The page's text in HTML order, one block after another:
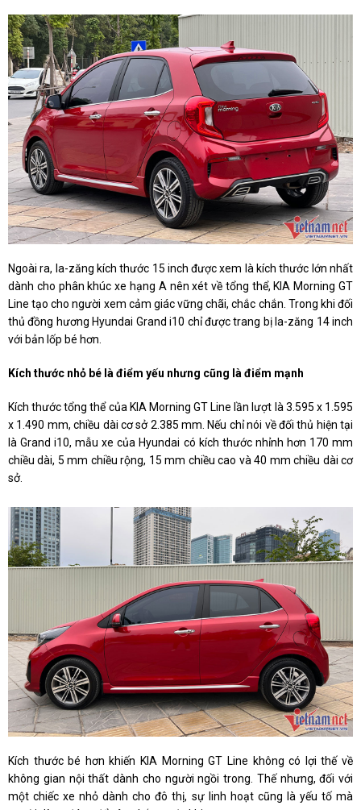
Ngoài ra, la-zăng kích thước 15 inch được xem là kích thước lớn nhất
dành cho phân khúc xe hạng A nên xét về tổng thể, KIA Morning GT
Line tạo cho người xem cảm giác vững chãi, chắc chắn. Trong khi đối
thủ đồng hương Hyundai Grand i10 chỉ được trang bị la-zăng 14 inch
với bản lốp bé hơn.
Kích thước nhỏ bé là điểm yếu nhưng cũng là điểm mạnh
Kích thước tổng thể của KIA Morning GT Line lần lượt là 3.595 x 1.595
x 1.490 mm, chiều dài cơ sở 2.385 mm. Nếu chỉ nói về đối thủ hiện tại
là Grand i10, mẫu xe của Hyundai có kích thước nhỉnh hơn 170 mm
chiều dài, 5 mm chiều rộng, 15 mm chiều cao và 40 mm chiều dài cơ
sở.
Kích thước bé hơn khiến KIA Morning GT Line không có lợi thế về
không gian nội thất dành cho người ngồi trong. Thế nhưng, đối với
một chiếc xe nhỏ dành cho đô thị, sự linh hoạt cũng là yếu tố mà